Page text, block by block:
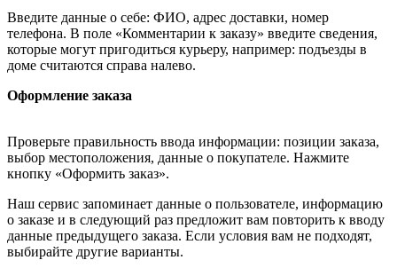
Введите данные о себе: ФИО, адрес доставки, номер
телефона. В поле «Комментарии к заказу» введите сведения,
которые могут пригодиться курьеру, например: подъезды в
доме считаются справа налево.
Оформление заказа
Проверьте правильность ввода информации: позиции заказа,
выбор местоположения, данные о покупателе. Нажмите
кнопку «Оформить заказ».
Наш сервис запоминает данные о пользователе, информацию
о заказе и в следующий раз предложит вам повторить к вводу
данные предыдущего заказа. Если условия вам не подходят,
выбирайте другие варианты.